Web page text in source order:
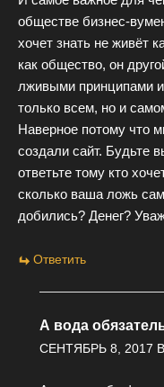
обществе бизнес-
хочет знать не живёт
как общество, он
лживыми принципами
только всем, но и
Наверное потому что
создали сайт. Будьте
ответьте тому кто
сколько ваша ложь
добились? Денег?
Ответить
А вода
СЕНТЯБРЬ 8, 2017